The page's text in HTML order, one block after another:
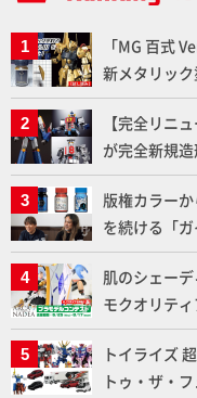
「MG 百式
新メタリッ
りに!!【試し
【完全リニ
が完全新規
下ろしでご
ト」セット
版権カラー
を続ける「
ー塗料の未
肌のシェー
モクオリテ
騎士ソフィ
デルコンテ
中】
トイライズ
トゥ・ザ・